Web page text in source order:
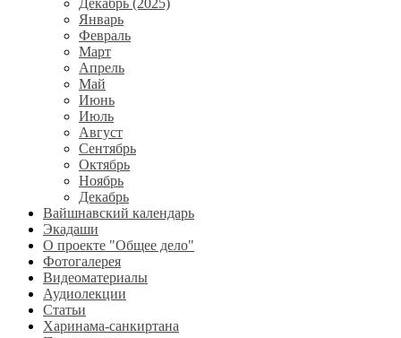
Декабрь (2025)
Январь
Февраль
Март
Апрель
Май
Июнь
Июль
Август
Сентябрь
Октябрь
Ноябрь
Декабрь
Вайшнавский календарь
Экадаши
О проекте "Общее дело"
Фотогалерея
Видеоматериалы
Аудиолекции
Статьи
Харинама-санкиртана